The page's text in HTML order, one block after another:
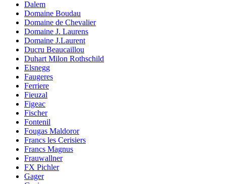
Dalem
Domaine Boudau
Domaine de Chevalier
Domaine J. Laurens
Domaine J.Laurent
Ducru Beaucaillou
Duhart Milon Rothschild
Elsnegg
Faugeres
Ferriere
Fieuzal
Figeac
Fischer
Fontenil
Fougas Maldoror
Francs les Cerisiers
Francs Magnus
Frauwallner
FX Pichler
Gager